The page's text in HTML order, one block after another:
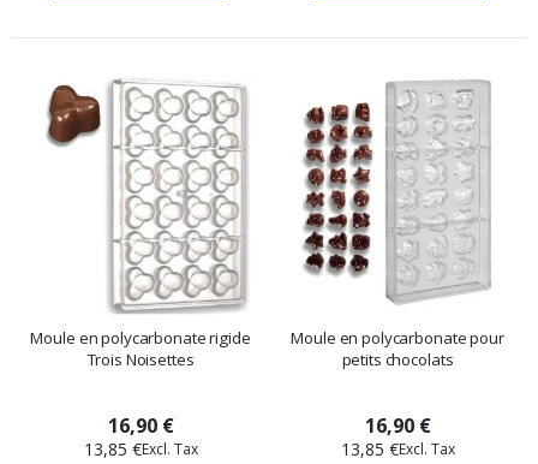
Moule en polycarbonate rigide
Trois Noisettes
16,90 €
13,85 €
Moule en polycarbonate pour
petits chocolats
16,90 €
13,85 €